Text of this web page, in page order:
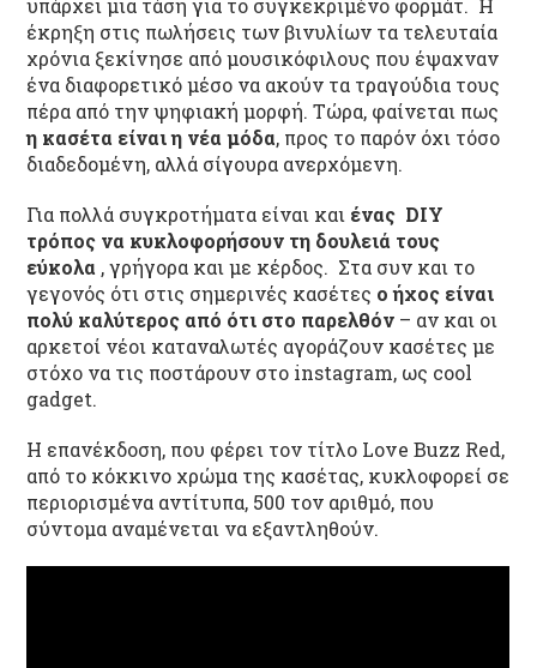
υπάρχει μια τάση για το συγκεκριμένο φορμάτ. Η
έκρηξη στις πωλήσεις των βινυλίων τα τελευταία
χρόνια ξεκίνησε από μουσικόφιλους που έψαχναν
ένα διαφορετικό μέσο να ακούν τα τραγούδια τους
πέρα από την ψηφιακή μορφή. Τώρα, φαίνεται πως
η κασέτα είναι η νέα μόδα, προς το παρόν όχι τόσο
διαδεδομένη, αλλά σίγουρα ανερχόμενη.
Για πολλά συγκροτήματα είναι και ένας DIY
τρόπος να κυκλοφορήσουν τη δουλειά τους
εύκολα , γρήγορα και με κέρδος. Στα συν και το
γεγονός ότι στις σημερινές κασέτες ο ήχος είναι
πολύ καλύτερος από ότι στο παρελθόν – αν και οι
αρκετοί νέοι καταναλωτές αγοράζουν κασέτες με
στόχο να τις ποστάρουν στο instagram, ως cool
gadget.
Η επανέκδοση, που φέρει τον τίτλο Love Buzz Red,
από το κόκκινο χρώμα της κασέτας, κυκλοφορεί σε
περιορισμένα αντίτυπα, 500 τον αριθμό, που
σύντομα αναμένεται να εξαντληθούν.